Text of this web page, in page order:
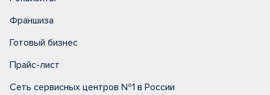
Франшиза
Готовый бизнес
Прайс-лист
Сеть сервисных центров №1 в России